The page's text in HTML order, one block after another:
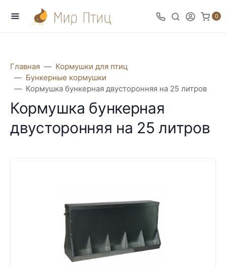
0
Главная
Кормушки для птиц
Бункерные кормушки
Кормушка бункерная двусторонняя на 25 литров
Кормушка бункерная
двусторонняя на 25 литров